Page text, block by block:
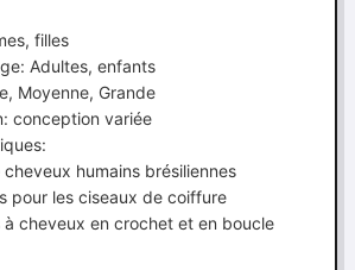
filles
Adultes, enfants
Moyenne, Grande
conception variée
cheveux humains brésiliennes
pour les ciseaux de coiffure
à cheveux en crochet et en boucle